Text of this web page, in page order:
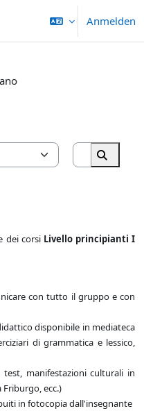
Anmelden
Kurse
Kurse
dei corsi Livello principianti I
con tutto il gruppo e con
disponibile in mediateca
di grammatica e lessico,
manifestazioni culturali in
ecc.)
in fotocopia dall'insegnante